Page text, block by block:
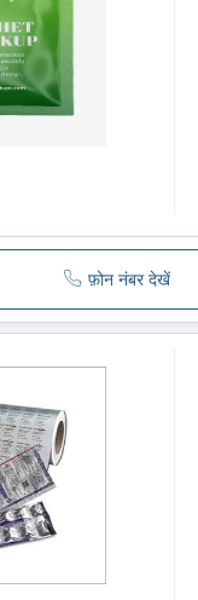
फ़ोन नंबर देखें